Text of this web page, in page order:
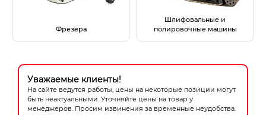
Фрезера
Шлифовальные и
полировочные машины
Уважаемые клиенты!
На сайте ведутся работы, цены на некоторые позиции могут
быть неактуальными. Уточняйте цены на товар у
менеджеров. Просим извинения за временные неудобства.